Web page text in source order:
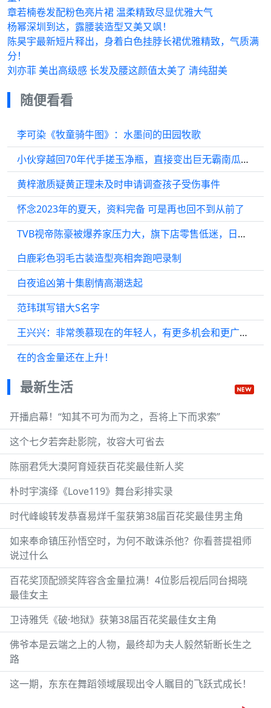
章若楠卷发配粉色亮片裙 温柔精致尽显优雅大气
杨幂深圳到达，露腰装造型又美又飒！
陈昊宇最新短片释出，身着白色挂脖长裙优雅精致，气质满
分！
刘亦菲 美出高级感 长发及腰这颜值太美了 清纯甜美
随便看看
李可染《牧童骑牛图》：水墨间的田园牧歌
小伙穿越回70年代手搓玉净瓶，直接变出巨无霸南瓜，这下吃喝不愁了！
黄梓澈质疑黄正理未及时申请调查孩子受伤事件
怀念2023年的夏天，资料完备 可是再也回不到从前了
TVB视帝陈豪被爆养家压力大，旗下店零售低迷，日夜颠倒狂接工作
白鹿彩色羽毛古装造型亮相奔跑吧录制
白夜追凶第十集剧情高潮迭起
范玮琪写错大S名字
王兴兴：非常羡慕现在的年轻人，有更多机会和更广阔的天地
在的含金量还在上升！
最新生活
开播启幕！“知其不可为而为之，吾将上下而求索”
这个七夕若奔赴影院，妆容大可省去
陈丽君凭大漠阿育娅获百花奖最佳新人奖
朴时宇演绎《Love119》舞台彩排实录
时代峰峻转发恭喜易烊千玺获第38届百花奖最佳男主角
如来奉命镇压孙悟空时，为何不敢诛杀他？你看菩提祖师
说过什么
百花奖顶配颁奖阵容含金量拉满！4位影后视后同台揭晓
最佳女主
卫诗雅凭《破·地狱》获第38届百花奖最佳女主角
佛爷本是云端之上的人物，最终却为夫人毅然斩断长生之
路
这一期，东东在舞蹈领域展现出令人瞩目的飞跃式成长！